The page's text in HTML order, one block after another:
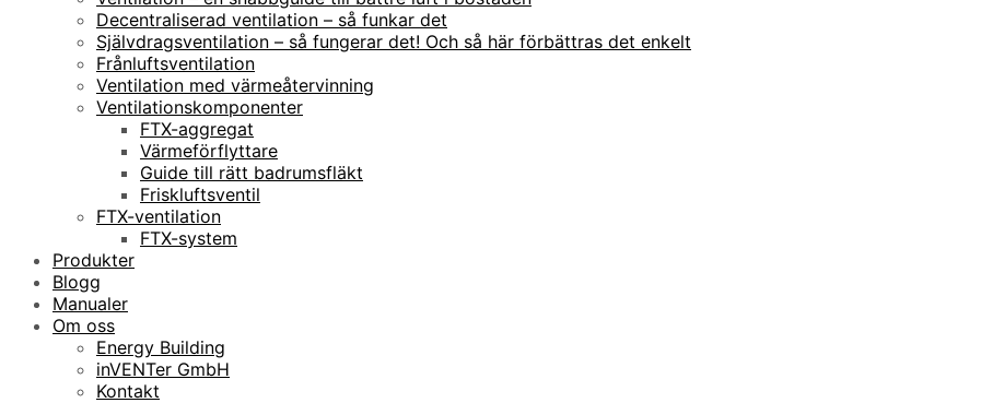
Decentraliserad ventilation – så funkar det
Självdragsventilation – så fungerar det! Och så här förbättras det enkelt
Frånluftsventilation
Ventilation med värmeåtervinning
Ventilationskomponenter
FTX-aggregat
Värmeförflyttare
Guide till rätt badrumsfläkt
Friskluftsventil
FTX-ventilation
FTX-system
Produkter
Blogg
Manualer
Om oss
Energy Building
inVENTer GmbH
Kontakt